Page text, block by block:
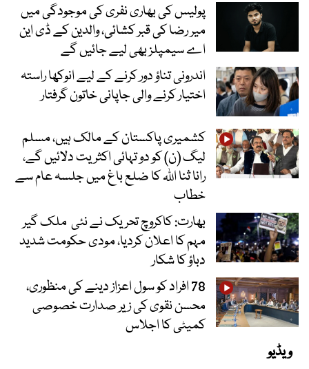
پولیس کی بھاری نفری کی موجودگی میں
میر رضا کی قبر کشائی، والدین کے ڈی این
اے سیمپلز بھی لیے جائیں گے
اندرونی تناؤ دور کرنے کے لیے انوکھا راستہ
اختیار کرنے والی جاپانی خاتون گرفتار
کشمیری پاکستان کے مالک ہیں، مسلم
لیگ (ن) کو دو تہائی اکثریت دلائیں گے،
رانا ثنا اللہ کا ضلع باغ میں جلسہ عام سے
خطاب
بھارت: کاکروچ تحریک نے نئی ملک گیر
مہم کا اعلان کردیا، مودی حکومت شدید
دباؤ کا شکار
78 افراد کو سول اعزاز دینے کی منظوری،
محسن نقوی کی زیر صدارت خصوصی
کمیٹی کا اجلاس
ویڈیو